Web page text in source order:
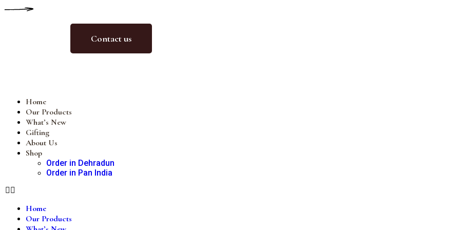
Contact us
Home
Our Products
What’s New
Gifting
About Us
Shop
Order in Dehradun
Order in Pan India
Home
Our Products